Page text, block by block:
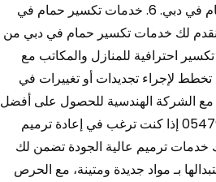
الأمثل لك. تواصل معنا اليوم للحصول على أفضل خدمات تكسير الحمام في دبي. 6. خدمات تكسير حمام في
العامة نقدم لك خدمات تكسير حمام في دبي من
احترافية للمنازل والمكاتب مع
تخطط لإجراء تجديدات أو تغييرات في
مع الشركة الهندسية للحصول على أفضل
خدمات تكسير الحمام في دبي. 7. إعادة ترميم حمام في دبي 0547971907 إذا كنت ترغب في إعادة ترميم
خدمات ترميم عالية الجودة تضمن لك
بـ مواد جديدة ومتينة، مع الحرص